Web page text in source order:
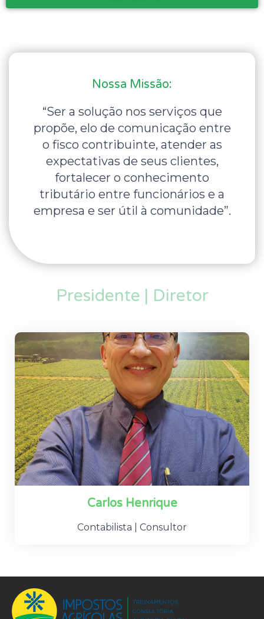
Presidente | Diretor
Carlos Henrique
Contabilista | Consultor
Nossa Missão:
“Ser a solução nos serviços que
propõe, elo de comunicação entre
o fisco contribuinte, atender as
expectativas de seus clientes,
fortalecer o conhecimento
tributário entre funcionários e a
empresa e ser útil à comunidade”.